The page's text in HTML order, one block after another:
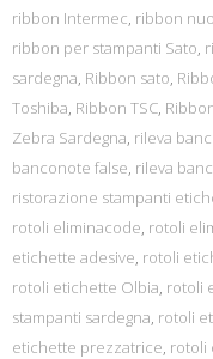
ribbon Intermec, ribbon
ribbon per stampanti Sato,
sardegna, Ribbon sato,
Toshiba, Ribbon TSC,
Zebra Sardegna, rileva
banconote false, rileva
ristorazione stampanti
rotoli eliminacode, rotoli
etichette adesive, rotoli
rotoli etichette Olbia, rotoli
stampanti sardegna, rotoli
etichette prezzatrice, rotoli